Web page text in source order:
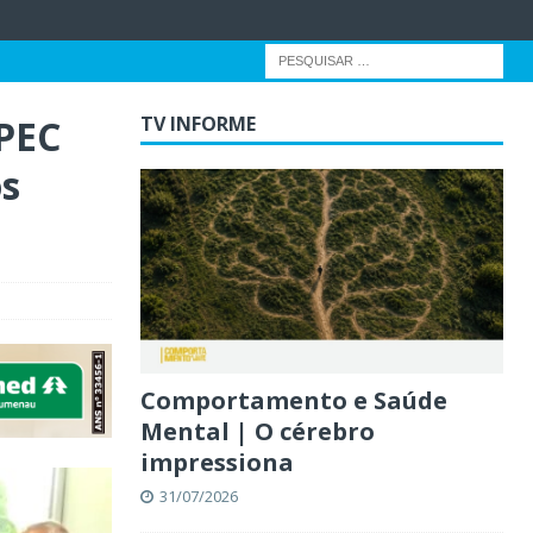
TV INFORME
Comportamento e Saúde
Mental | O cérebro
impressiona
31/07/2026